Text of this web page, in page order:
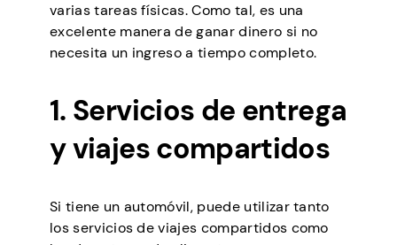
varias tareas físicas. Como tal, es una
excelente manera de ganar dinero si no
necesita un ingreso a tiempo completo.
1. Servicios de entrega
y viajes compartidos
Si tiene un automóvil, puede utilizar tanto
los servicios de viajes compartidos como